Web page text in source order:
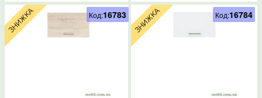
Код:16783 Код:16784